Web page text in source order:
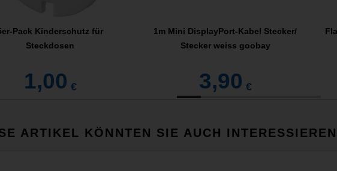
Pack Kinderschutz für
Steckdosen
1,00 €
1m Mini DisplayPort-Kabel Stecker/
Stecker weiss goobay
3,90 €
ARTIKEL KÖNNTEN SIE AUCH